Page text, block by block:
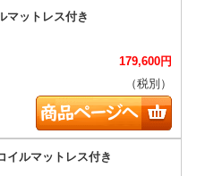
179,600円
（税別）